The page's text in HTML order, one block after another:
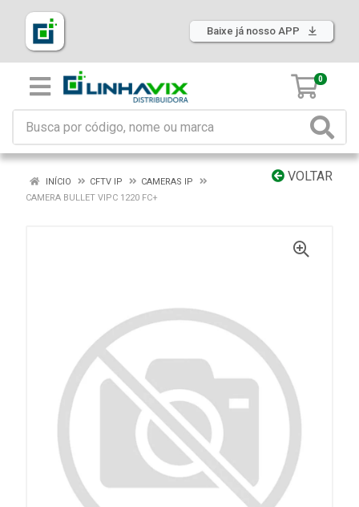
Baixe já nosso APP
0
VOLTAR
INÍCIO CFTV IP
CAMERAS IP
CAMERA BULLET VIPC 1220 FC+